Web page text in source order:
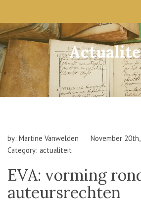
by: Martine Vanwelden
November
Category: actualiteit
EVA: vorming
auteursrechten